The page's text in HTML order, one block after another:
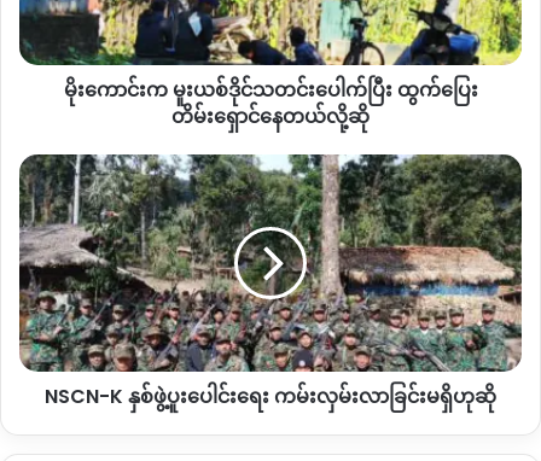
အဆိုပါငွေများကို ရပ်ရွာတာဝန်ရှိသူများက လက်ခံထားပြီး ကျေးရွာ
အတွင်း လိုအပ်တဲ့နေရာများတွင် အသုံးပြုပြီးနောက် ၂၀၂၆ ခု
နှစ်ဆန်းပိုင်းမှာတော့ ထိုငွေပေးခဲ့တဲ့အဖွဲ့ဟာ မြေရှားသတ္တုတူး
ဖော်ရေးနှင့်
သက်ဆိုင်ကြောင်း သိရှိခဲ့ရတယ်လို့ ဆိုပါတယ်။
ထို့ကြောင့် ကျေးရွာအတွင်း မြေရှားသတ္တုစမ်းသပ်တူးဖော်ရေး
နှင့် မြေရှားသတ္တုလုပ်ငန်းများ ဖော်ဆောင်မှုပေါ်ကန့်ကွက်နိုင်
ရန် အင်အားမရှိတော့တဲ့ အခြေအနေမျိုး ဖြစ်နေကြောင်း သိရပါ
တယ်။
“ကျနော်တို့ရွာက ရေမသန့်ဘူး။ ရေသေချာမရဘူး။ မြေဆီလွှာ
လည်း သိပ်မကောင်းတဲ့ရွာ ဖြစ်တယ်။ စိုက်ပျိုးစားသောက်ဖို့
တောင် ခက်ခဲတယ်။ ရွာခံတွေရဲ့
အဓိကအသက်မွေးဝမ်းကျောင်း
လယ်ယာလုပ်ငန်း၊ စိုက်ပျိုးရေးလုပ်ငန်းတွေပဲ
ဖြစ်တယ်။
ပြီး
ထွက်ပြေး
တိမ်းရှောင်
ဆို
မိုးကောင်းက မူးယစ်ဒိုင်သတင်းပေါက်ပြီး ထွက်ပြေး
တိမ်းရှောင်နေတယ်လို့ဆို
NSCN-
K
နှစ်
ဖွဲ့
ပူးပေါင်း
ရေး
ကမ်းလှမ်း
လာ
ခြင်း
NSCN-K နှစ်ဖွဲ့ပူးပေါင်းရေး ကမ်းလှမ်းလာခြင်းမရှိဟုဆို